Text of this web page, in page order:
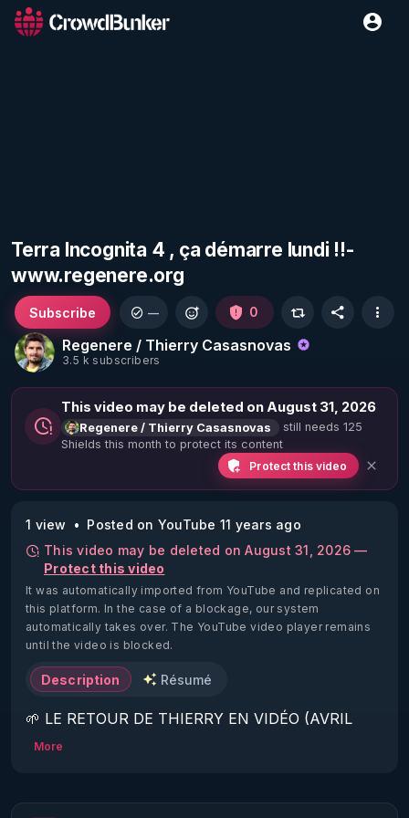
Terra Incognita 4 , ça démarre lundi !!-
www.regenere.org
Regenere / Thierry Casasnovas
3.5 k subscribers
Subscribe — 0
This video may be deleted on August 31, 2026
Regenere / Thierry Casasnovas
still needs 125
Shields this month to protect its content
Protect this video
1 view
Posted on YouTube 11 years ago
This video may be deleted on August 31, 2026 —
Protect this video
It was automatically imported from YouTube and replicated on
this platform. In the case of a blockage, our system
automatically takes over. The YouTube video player remains
until the video is blocked.
Description Résumé
🌱 LE RETOUR DE THIERRY EN VIDÉO (AVRIL
2022)!
https://www.rgnr.fr/presentation.html
More